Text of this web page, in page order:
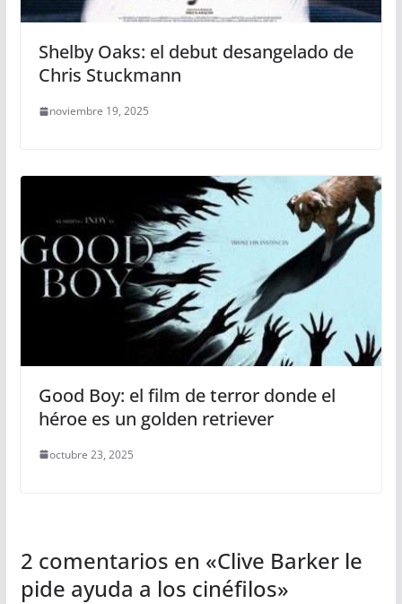
Shelby Oaks: el debut desangelado de
Chris Stuckmann
noviembre 19, 2025
Good Boy: el film de terror donde el
héroe es un golden retriever
octubre 23, 2025
2 comentarios en «Clive Barker le
pide ayuda a los cinéfilos»